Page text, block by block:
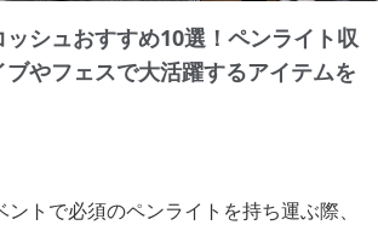
シュおすすめ10選！ペンライト収
やフェスで大活躍するアイテムを
トで必須のペンライトを持ち運ぶ際、